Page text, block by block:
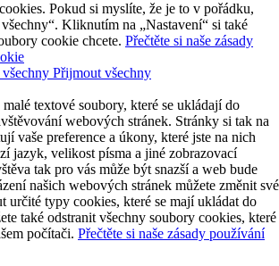
Pokud si myslíte, že je to v pořádku,
Kliknutím na „Nastavení“ si také
cookie chcete. Přečtěte si naše zásady
Přijmout všechny
textové soubory, které se ukládají do
webových stránek. Stránky si tak na
vaše preference a úkony, které jste na nich
jazyk, velikost písma a jiné zobrazovací
tak pro vás může být snazší a web bude
našich webových stránek můžete změnit své
určité typy cookies, které se mají ukládat do
také odstranit všechny soubory cookies, které
počítači. Přečtěte si naše zásady používání